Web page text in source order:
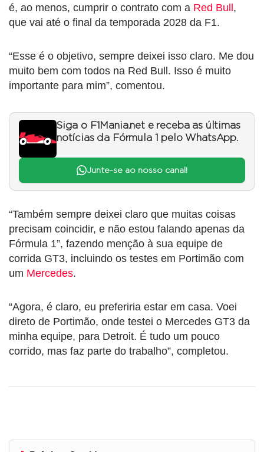
é, ao menos, cumprir o contrato com a Red Bull ,
que vai até o final da temporada 2028 da F1.
“Esse é o objetivo, sempre deixei isso claro. Me dou
muito bem com todos na Red Bull. Isso é muito
importante para mim”, comentou.
Siga o F1Mania.net e receba as últimas
notícias da Fórmula 1 pelo WhatsApp.
Junte-se ao nosso canal!
“Também sempre deixei claro que muitas coisas
precisam coincidir, e não estou falando apenas da
Fórmula 1”, fazendo menção à sua equipe de
corrida GT3, incluindo os testes em Portimão com
um Mercedes.
“Agora, é claro, eu preferiria estar em casa. Voei
direto de Portimão, onde testei o Mercedes GT3 da
minha equipe, para Detroit. É tudo um pouco
corrido, mas faz parte do trabalho”, completou.